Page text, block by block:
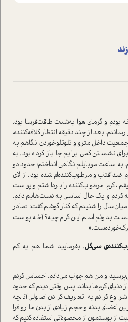
بودم و گرمای هوا به‌شدت طاقت‌فرسا بود.
بعد از چند دقیقه انتظار کلافه‌کننده،
داخل مترو و تلوتلو‌خوردن، نگاهم به
نشستن کمی برایم جا باز کرده بود. به
ساعت موبایلم نگاهی انداختم؛ حدود دو
ضد‌آفتاب و مرطوب‌کننده‌ام شده بود. از لای
کرم مرطوب‌کننده را برداشتم و پوست
کردم و یک حال اساسی به دست‌هایم دادم.
را شنیدم که کنار گوشم گفت: «مادر
بدونم اسم این کرم چیه؟ آخه پوست
سی‌گل. بفرمایید شما هم یه کم
و من هم جواب می‌دادم. احساس کردم
کرم‌ها بداند. پس وقتی دیدم که حدود
شروع کردم به تعریف کردن اصولی آنچه
اعضای بدنه و حجم زیادی از بدن ما رو فرا
از پوستمون از محصولاتی استفاده کنیم که